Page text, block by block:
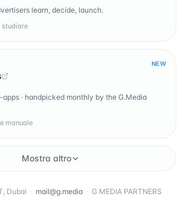
learn, decide, launch.
studiare
NEW
apps · handpicked monthly by the G.Media
manuale
Mostra altro
Dubai · mail@g.media · G MEDIA PARTNERS